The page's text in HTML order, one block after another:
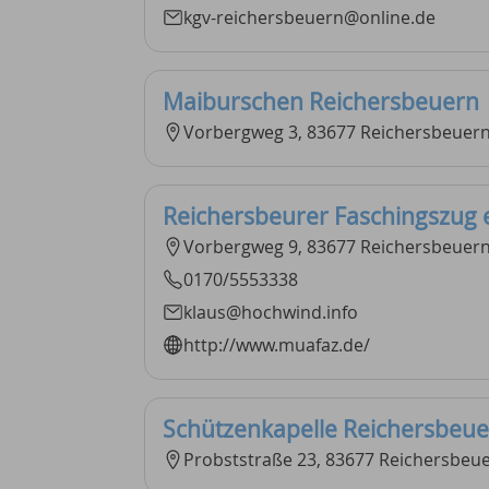
kgv-reichersbeuern@online.de
Maiburschen Reichersbeuern
Vorbergweg 3, 83677 Reichersbeuern
Reichersbeurer Faschingszug
Vorbergweg 9, 83677 Reichersbeuern
0170/5553338
klaus@hochwind.info
http://www.muafaz.de/
Schützenkapelle
Probststraße 23, 83677